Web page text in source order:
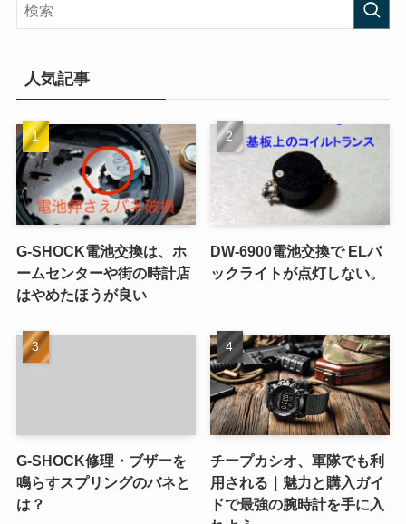
人気記事
G-SHOCK電池交換は、ホ
ームセンターや街の時計店
はやめたほうが良い
DW-6900電池交換で ELバ
ックライトが点灯しない。
G-SHOCK修理・ブザーを
鳴らすスプリングのバネと
は？
チープカシオ、軍隊でも利
用される｜魅力と購入ガイ
ドで最強の腕時計を手に入